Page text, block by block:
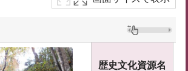
歴史文化資源名